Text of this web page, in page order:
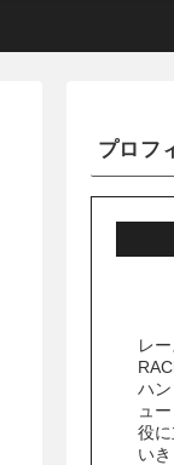
プロフ
レ
ハ
ュ
役
い